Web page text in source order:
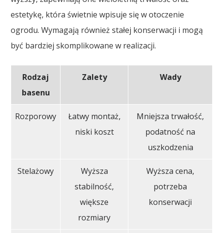
estetykę, która świetnie wpisuje się w otoczenie
ogrodu. Wymagają również stałej konserwacji i mogą
być bardziej skomplikowane w realizacji.
Rodzaj
basenu
Zalety Wady
Rozporowy
Łatwy montaż,
niski koszt
Mniejsza trwałość,
podatność na
uszkodzenia
Stelażowy
Wyższa
stabilność,
większe
rozmiary
Wyższa cena,
potrzeba
konserwacji